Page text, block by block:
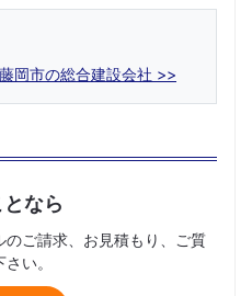
岡市の総合建設会社
なら
のご請求、お見積もり、ご質
い。